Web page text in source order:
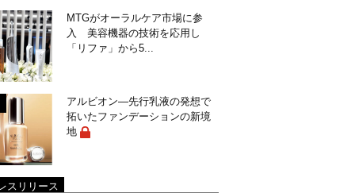
MTGがオーラルケア市場に参
入 美容機器の技術を応用し
「リファ」から5...
アルビオン―先行乳液の発想で
拓いたファンデーションの新境
地
スリリース